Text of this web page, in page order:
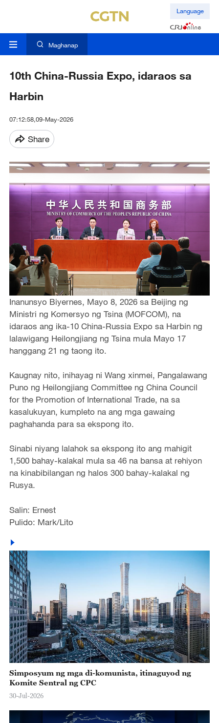
Language
Maghanap
10th China-Russia Expo, idaraos sa
Harbin
07:12:58,09-May-2026
Share
Inanunsyo Biyernes, Mayo 8, 2026 sa Beijing ng
Ministri ng Komersyo ng Tsina (MOFCOM), na
idaraos ang ika-10 China-Russia Expo sa Harbin ng
lalawigang Heilongjiang ng Tsina mula Mayo 17
hanggang 21 ng taong ito.
Kaugnay nito, inihayag ni Wang xinmei, Pangalawang
Puno ng Heilongjiang Committee ng China Council
for the Promotion of International Trade, na sa
kasalukuyan, kumpleto na ang mga gawaing
paghahanda para sa ekspong ito.
Sinabi niyang lalahok sa ekspong ito ang mahigit
1,500 bahay-kalakal mula sa 46 na bansa at rehiyon
na kinabibilangan ng halos 300 bahay-kalakal ng
Rusya.
Salin: Ernest
Pulido: Mark/Lito
Simposyum ng mga di-komunista, itinaguyod ng
Komite Sentral ng CPC
30-Jul-2026